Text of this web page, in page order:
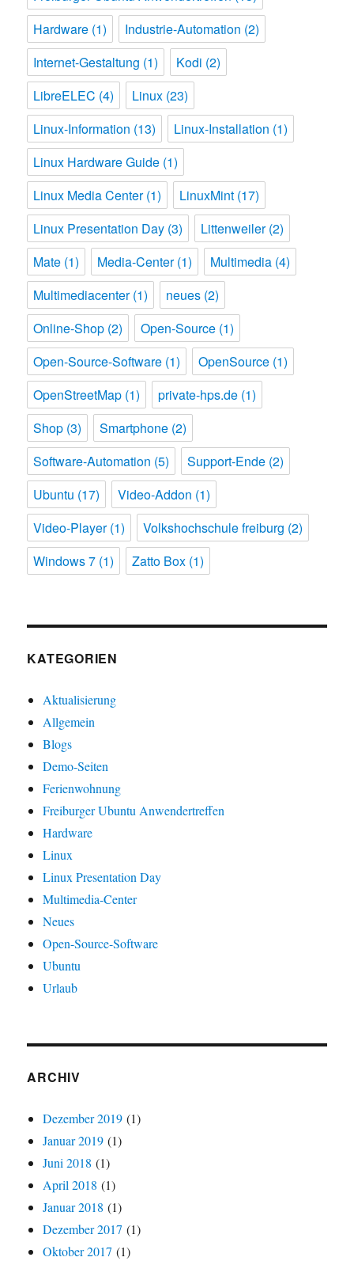
Hardware (1) Industrie-Automation (2)
Internet-Gestaltung (1) Kodi (2)
LibreELEC (4) Linux (23)
Linux-Information (13) Linux-Installation (1)
Linux Hardware Guide (1)
Linux Media Center(1) LinuxMint (17)
Linux Presentation Day (3) Littenweiler(2)
Mate (1) Media-Center(1) Multimedia (4)
Multimediacenter(1) neues (2)
Online-Shop (2) Open-Source (1)
Open-Source-Software (1) OpenSource (1)
OpenStreetMap (1) private-hps.de (1)
Shop (3) Smartphone (2)
Software-Automation (5) Support-Ende (2)
Ubuntu (17) Video-Addon (1)
Video-Player(1) Volkshochschule freiburg (2)
Windows 7 (1) Zatto Box (1)
KATEGORIEN
Aktualisierung
Allgemein
Blogs
Demo-Seiten
Ferienwohnung
Freiburger Ubuntu Anwendertreffen
Hardware
Linux
Linux Presentation Day
Multimedia-Center
Neues
Open-Source-Software
Ubuntu
Urlaub
ARCHIV
Dezember 2019 (1)
Januar 2019 (1)
Juni 2018 (1)
April 2018 (1)
Januar 2018 (1)
Dezember 2017 (1)
Oktober 2017 (1)